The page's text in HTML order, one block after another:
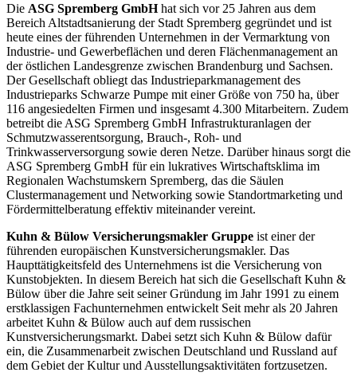
Die ASG Spremberg GmbHhat sich vor 25 Jahren aus dem
Bereich Altstadtsanierung der Stadt Spremberg gegründet und ist
heute eines der führenden Unternehmen in der Vermarktung von
Industrie- und Gewerbeflächen und deren Flächenmanagement an
der östlichen Landesgrenze zwischen Brandenburg und Sachsen.
Der Gesellschaft obliegt das Industrieparkmanagement des
Industrieparks Schwarze Pumpe mit einer Größe von 750 ha, über
116 angesiedelten Firmen und insgesamt 4.300 Mitarbeitern. Zudem
betreibt die ASG Spremberg GmbH Infrastrukturanlagen der
Schmutzwasserentsorgung, Brauch-, Roh- und
Trinkwasserversorgung sowie deren Netze. Darüber hinaus sorgt die
ASG Spremberg GmbH für ein lukratives Wirtschaftsklima im
Regionalen Wachstumskern Spremberg, das die Säulen
Clustermanagement und Networking sowie Standortmarketing und
Fördermittelberatung effektiv miteinander vereint.
Kuhn & Bülow Versicherungsmakler Gruppe ist einer der
führenden europäischen Kunstversicherungsmakler. Das
Haupttätigkeitsfeld des Unternehmens ist die Versicherung von
Kunstobjekten. In diesem Bereich hat sich die Gesellschaft Kuhn &
Bülow über die Jahre seit seiner Gründung im Jahr 1991 zu einem
erstklassigen Fachunternehmen entwickelt Seit mehr als 20 Jahren
arbeitet Kuhn & Bülow auch auf dem russischen
Kunstversicherungsmarkt. Dabei setzt sich Kuhn & Bülow dafür
ein, die Zusammenarbeit zwischen Deutschland und Russland auf
dem Gebiet der Kultur und Ausstellungsaktivitäten fortzusetzen.